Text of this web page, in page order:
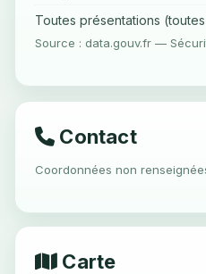
Toutes présentations
Source : data.gouv.fr —
Contact
Coordonnées non
Carte